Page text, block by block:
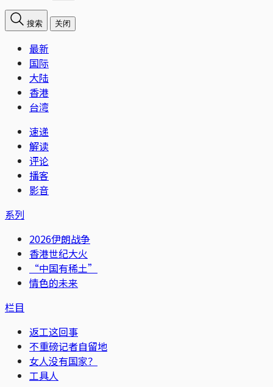
搜索 关闭
最新
国际
大陆
香港
台湾
速递
解读
评论
播客
影音
系列
2026伊朗战争
香港世纪大火
“中国有稀土”
情色的未来
栏目
返工这回事
不重磅记者自留地
女人没有国家？
工具人